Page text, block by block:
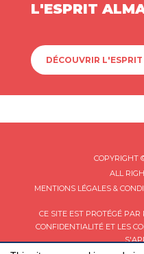
L'ESPRIT
DÉCOUVRIR
COPYRIGHT
ALL
MENTIONS LÉGALES &
CE SITE EST PROTÉGÉ
CONFIDENTIALITÉET LES